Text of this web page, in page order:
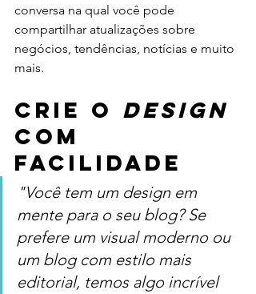
conversa na qual você pode
compartilhar atualizações sobre
negócios, tendências, notícias e muito
mais.
Crie o design
com
facilidade
"Você tem um design em
mente para o seu blog? Se
prefere um visual moderno ou
um blog com estilo mais
editorial, temos algo incrível